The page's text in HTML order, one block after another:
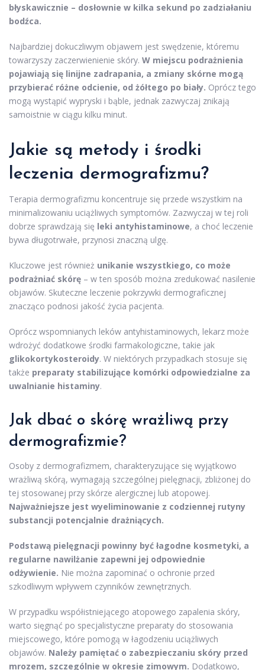
błyskawicznie – dosłownie w kilka sekund po zadziałaniu
bodźca.
Najbardziej dokuczliwym objawem jest swędzenie, któremu
towarzyszy zaczerwienienie skóry. W miejscu podrażnienia
pojawiają się linijne zadrapania, a zmiany skórne mogą
przybierać różne odcienie, od żółtego po biały. Oprócz tego
mogą wystąpić wypryski i bąble, jednak zazwyczaj znikają
samoistnie w ciągu kilku minut.
Jakie są metody i środki
leczenia dermografizmu?
Terapia dermografizmu koncentruje się przede wszystkim na
minimalizowaniu uciążliwych symptomów. Zazwyczaj w tej roli
dobrze sprawdzają się leki antyhistaminowe, a choć leczenie
bywa długotrwałe, przynosi znaczną ulgę.
Kluczowe jest również unikanie wszystkiego, co może
podrażniać skórę – w ten sposób można zredukować nasilenie
objawów. Skuteczne leczenie pokrzywki dermograficznej
znacząco podnosi jakość życia pacjenta.
Oprócz wspomnianych leków antyhistaminowych, lekarz może
wdrożyć dodatkowe środki farmakologiczne, takie jak
glikokortykosteroidy. W niektórych przypadkach stosuje się
także preparaty stabilizujące komórki odpowiedzialne za
uwalnianie histaminy.
Jak dbać o skórę wrażliwą przy
dermografizmie?
Osoby z dermografizmem, charakteryzujące się wyjątkowo
wrażliwą skórą, wymagają szczególnej pielęgnacji, zbliżonej do
tej stosowanej przy skórze alergicznej lub atopowej.
Najważniejsze jest wyeliminowanie z codziennej rutyny
substancji potencjalnie drażniących.
Podstawą pielęgnacji powinny być łagodne kosmetyki, a
regularne nawilżanie zapewni jej odpowiednie
odżywienie. Nie można zapominać o ochronie przed
szkodliwym wpływem czynników zewnętrznych.
W przypadku współistniejącego atopowego zapalenia skóry,
warto sięgnąć po specjalistyczne preparaty do stosowania
miejscowego, które pomogą w łagodzeniu uciążliwych
objawów. Należy pamiętać o zabezpieczaniu skóry przed
mrozem, szczególnie w okresie zimowym. Dodatkowo,